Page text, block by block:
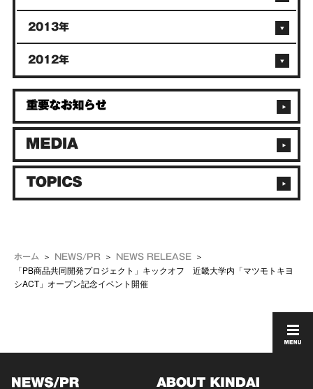
ホーム NEWS/PR NEWS RELEASE
「PB商品共同開発プロジェクト」キックオフ 近畿大学内「マツモトキヨ
シACT」オープン記念イベント開催
2013年
2012年